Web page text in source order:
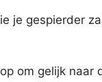
je gespierder
om gelijk